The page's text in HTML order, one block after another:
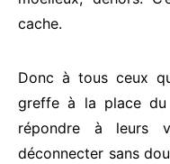
cache.
Donc à tous ceux
greffe à la place du
répondre à leurs
déconnecter sans